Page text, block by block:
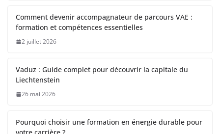
Comment devenir accompagnateur de parcours VAE :
formation et compétences essentielles
2 juillet 2026
Vaduz : Guide complet pour découvrir la capitale du
Liechtenstein
26 mai 2026
Pourquoi choisir une formation en énergie durable pour